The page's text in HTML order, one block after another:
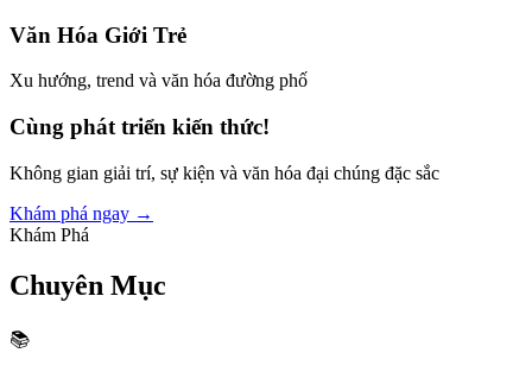
Văn Hóa Giới Trẻ
Xu hướng, trend và văn hóa đường phố
Cùng phát triển kiến thức!
Không gian giải trí, sự kiện và văn hóa đại chúng đặc sắc
Khám phá ngay →
Khám Phá
Chuyên Mục
📚